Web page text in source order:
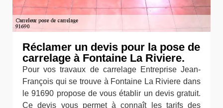
Réclamer un devis pour la pose de
carrelage à Fontaine La Riviere.
Pour vos travaux de carrelage Entreprise Jean-
François qui se trouve à Fontaine La Riviere dans
le 91690 propose de vous établir un devis gratuit.
Ce devis vous permet à connaît les tarifs des